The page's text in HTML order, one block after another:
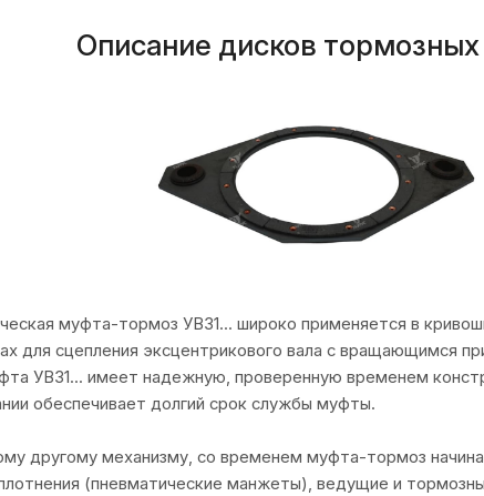
Описание дисков тормозных
муфта-тормоз УВ31... широко применяется в
для сцепления эксцентрикового вала с вращающимся
УВ31... имеет надежную, проверенную временем
обеспечивает долгий срок службы муфты.
другому механизму, со временем муфта-тормоз
(пневматические манжеты), ведущие и